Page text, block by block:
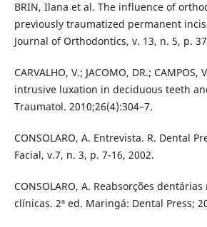
BRIN, Ilana et al. The influence of
previously traumatized permanent
Journal of Orthodontics, v. 13, n. 5, p.
CARVALHO, V.; JACOMO, DR.; CAMPOS,
intrusive luxation in deciduous teeth
Traumatol. 2010;26(4):304–7.
CONSOLARO, A. Entrevista. R. Dental
Facial, v.7, n. 3, p. 7-16, 2002.
CONSOLARO, A. Reabsorções
clínicas. 2ª ed. Maringá: Dental Press;